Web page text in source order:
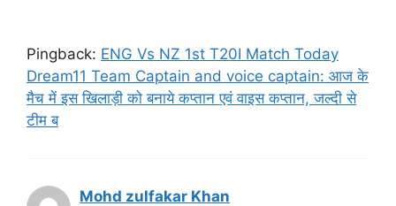
Pingback: ENG Vs NZ 1st T20I Match Today
Dream11 Team Captain and voice captain: आज के
मैच में इस खिलाड़ी को बनाये कप्तान एवं वाइस कप्तान, जल्दी से
टीम ब
Mohd zulfakar Khan